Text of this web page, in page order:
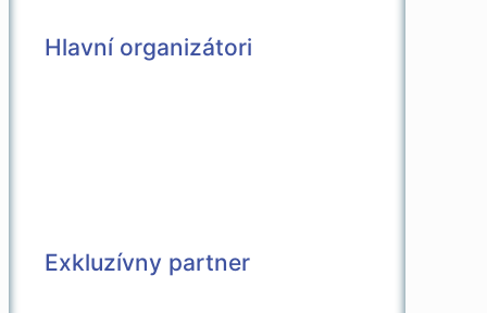
Hlavní organizátori
Exkluzívny partner